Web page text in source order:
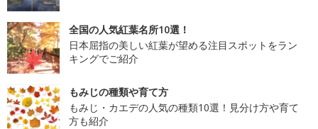
全国の人気紅葉名所10選！
日本屈指の美しい紅葉が望める注目スポットをラン
キングでご紹介
もみじの種類や育て方
もみじ・カエデの人気の種類10選！見分け方や育て
方も紹介